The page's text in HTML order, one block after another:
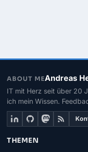
ABOUT MEAndreas
IT mit Herz seit über 20
ich mein Wissen.
THEMEN